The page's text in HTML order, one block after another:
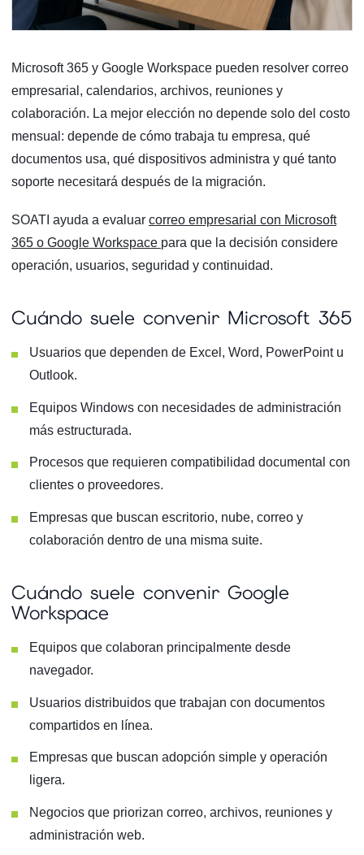
Microsoft 365 y Google Workspace pueden resolver correo
empresarial, calendarios, archivos, reuniones y
colaboración. La mejor elección no depende solo del costo
mensual: depende de cómo trabaja tu empresa, qué
documentos usa, qué dispositivos administra y qué tanto
soporte necesitará después de la migración.
SOATI ayuda a evaluar correo empresarial con Microsoft
365 o Google Workspace para que la decisión considere
operación, usuarios, seguridad y continuidad.
Cuándo suele convenir Microsoft 365
Usuarios que dependen de Excel, Word, PowerPoint u
Outlook.
Equipos Windows con necesidades de administración
más estructurada.
Procesos que requieren compatibilidad documental con
clientes o proveedores.
Empresas que buscan escritorio, nube, correo y
colaboración dentro de una misma suite.
Cuándo suele convenir Google
Workspace
Equipos que colaboran principalmente desde
navegador.
Usuarios distribuidos que trabajan con documentos
compartidos en línea.
Empresas que buscan adopción simple y operación
ligera.
Negocios que priorizan correo, archivos, reuniones y
administración web.